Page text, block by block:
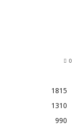
0
1815
1310
990